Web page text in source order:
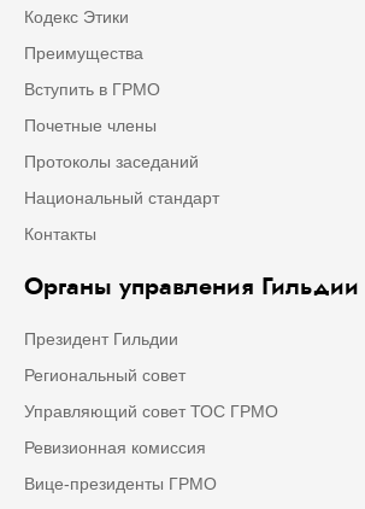
Кодекс Этики
Преимущества
Вступить в ГРМО
Почетные члены
Протоколы заседаний
Национальный стандарт
Контакты
Органы управления Гильдии
Президент Гильдии
Региональный совет
Управляющий совет ТОС ГРМО
Ревизионная комиссия
Вице-президенты ГРМО